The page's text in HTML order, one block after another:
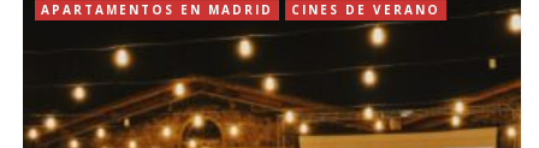
APARTAMENTOS EN MADRID CINES DE VERANO